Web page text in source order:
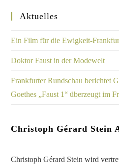
Aktuelles
Ein Film für die Ewigkeit-
Doktor Faust in der Modewelt
Frankfurter Rundschau berichtet
Goethes „Faust 1“ überzeugt im
Christoph Gérard Stein
Christoph Gérard Stein wird